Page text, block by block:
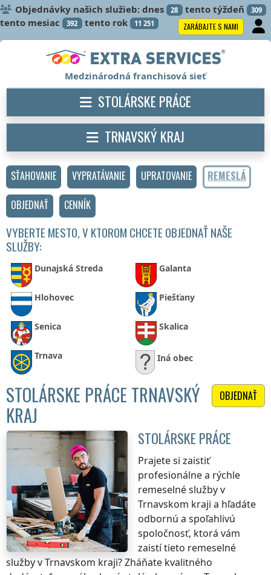
Objednávky našich služieb: dnes 28 tento týždeň 309
tento mesiac 392 tento rok 11 251 ZARÁBAJTE S NAMI
SŤAHOVANIE VYPRATÁVANIE UPRATOVANIE
REMESLÁ
OBJEDNAŤ
CENNÍK
VYBERTE MESTO, V KTOROM CHCETE OBJEDNAŤ NAŠE
SLUŽBY:
Dunajská Streda Galanta
Hlohovec Piešťany
Senica Skalica
Trnava Iná obec
OBJEDNAŤ
STOLÁRSKE PRÁCE TRNAVSKÝ
KRAJ
STOLÁRSKE PRÁCE
Prajete si zaistiť
profesionálne a rýchle
remeselné službyv
Trnavskom kraji a hľadáte
odbornú a spoľahlivú
spoločnosť, ktorá vám
zaistí tieto remeselné
službyv Trnavskom kraji? Zháňate kvalitného
Medzinárodná franchisová sieť
STOLÁRSKE PRÁCE
TRNAVSKÝ KRAJ